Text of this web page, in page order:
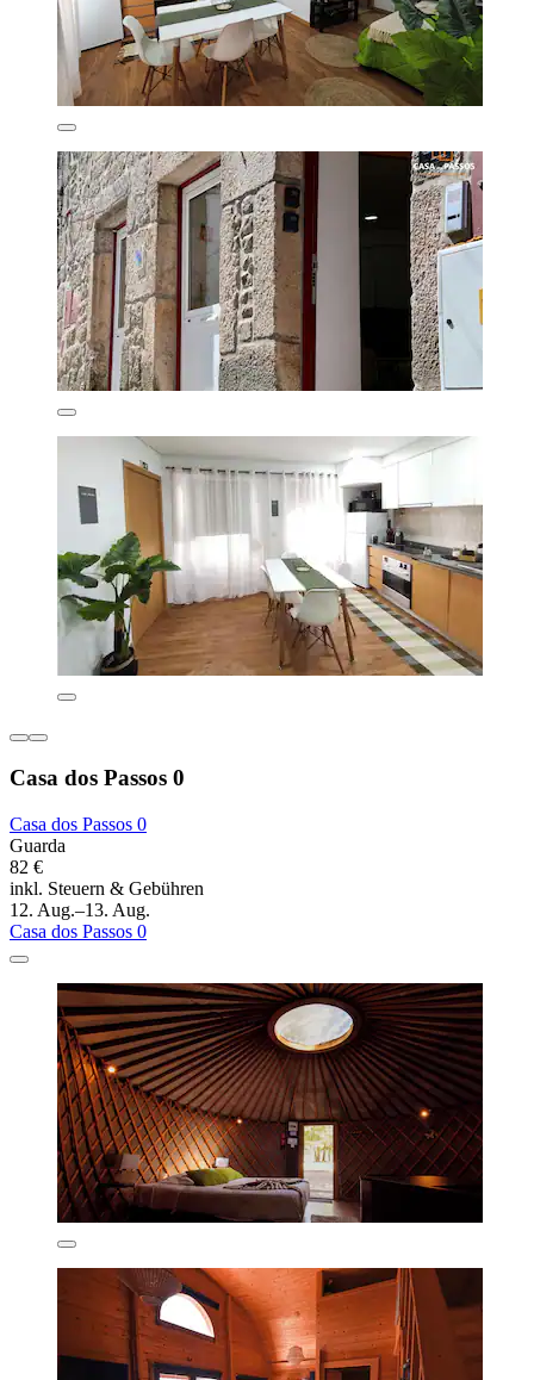
Casa dos Passos 0
Casa dos Passos 0
Guarda
82 €
inkl. Steuern & Gebühren
12. Aug.–13. Aug.
Casa dos Passos 0